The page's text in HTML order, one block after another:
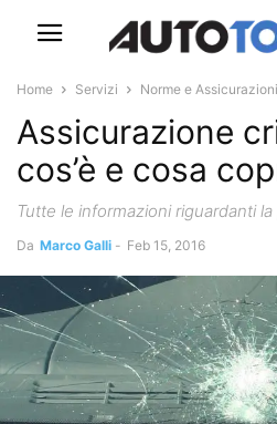
Home Servizi Norme e Assicurazioni
Assicurazione
cos’è e cosa
Tutte le informazioni riguardanti
Da Marco Galli - Feb 15, 2016